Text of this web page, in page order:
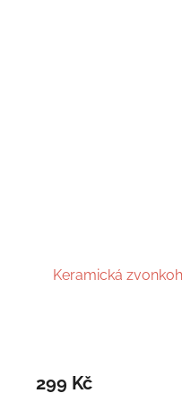
Keramická
299 Kč